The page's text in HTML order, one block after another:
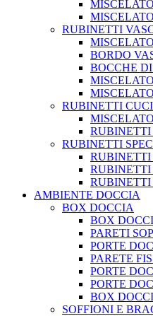
RUBINETTI
BORDO
BOCCHE
RUBINETTI
RUBINETTI
RUBINETTI
RUBINETTI
RUBINETTI
AMBIENTE DOCCIA
BOX DOCCIA
BOX
PARETI
PORTE
PARETE
PORTE
PORTE
BOX
SOFFIONI E